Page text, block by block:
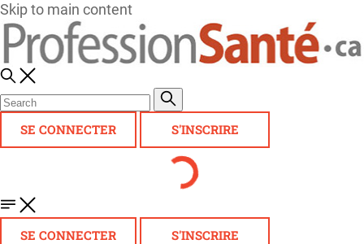
Skip to main content
SE CONNECTER S'INSCRIRE
SE CONNECTER S'INSCRIRE